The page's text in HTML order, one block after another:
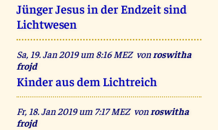
Jünger Jesus in der Endzeit sind
Lichtwesen
Sa, 19. Jan 2019 um 8:16 MEZ von roswitha
frojd
Kinder aus dem Lichtreich
Fr, 18. Jan 2019 um 7:17 MEZ vonroswitha
frojd